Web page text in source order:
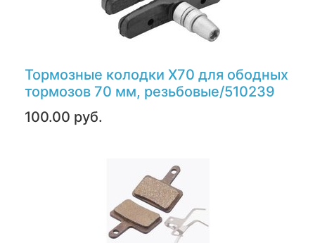
Тормозные колодки X70 для ободных
тормозов 70 мм, резьбовые/510239
100.00 руб.